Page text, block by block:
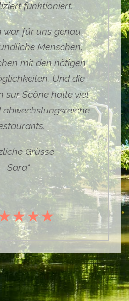
funktioniert.
war für uns genau
Menschen,
mit den nötigen
Und die
sur Saône hatte viel
abwechslungsreiche
Grüsse
Sara"